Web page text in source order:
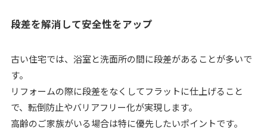
段差を解消して安全性をアップ
古い住宅では、浴室と洗面所の間に段差があることが多いで
す。
リフォームの際に段差をなくしてフラットに仕上げること
で、転倒防止やバリアフリー化が実現します。
高齢のご家族がいる場合は特に優先したいポイントです。